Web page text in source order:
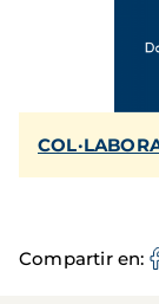
Compartir en